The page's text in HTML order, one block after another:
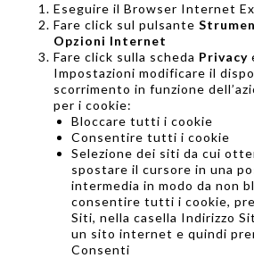
Eseguire il Browser Internet
Fare click sul pulsante
Opzioni Internet
Fare click sulla scheda Privacy
Impostazioni modificare il
scorrimento in funzione
per i cookie:
Bloccare tutti i cookie
Consentire tutti i cookie
Selezione dei siti da cui
spostare il cursore in una
intermedia in modo da non
consentire tutti i cookie,
Siti, nella casella Indirizzo
un sito internet e quindi
Consenti